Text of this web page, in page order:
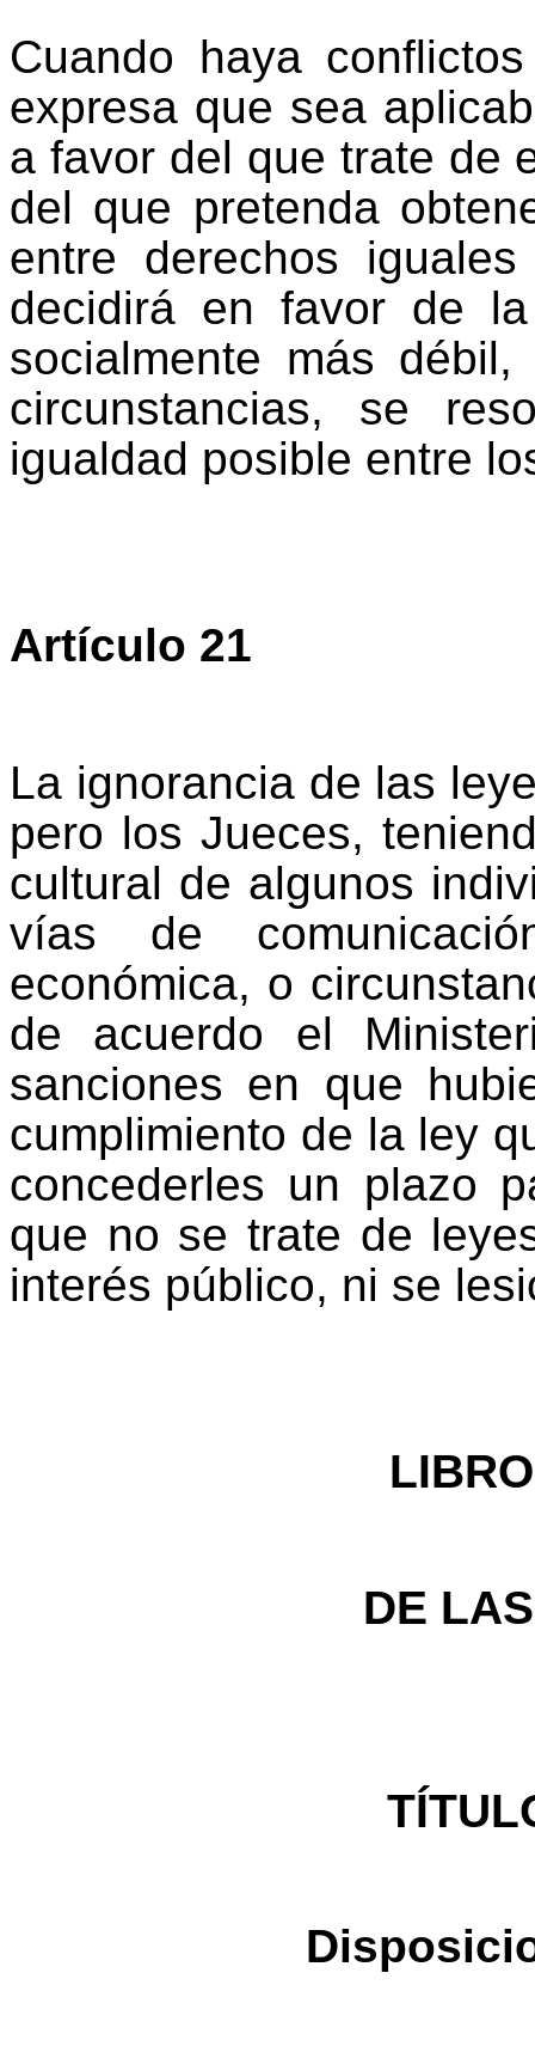
Cuando haya
expresa que sea
a favor del que trate de
del que pretenda
entre derechos
decidirá en favor de
socialmente más
circunstancias, se
igualdad posible entre
Artículo 21
La ignorancia de las
pero los Jueces,
cultural de algunos
vías de
económica, o
de acuerdo el
sanciones en que
cumplimiento de la ley
concederles un plazo
que no se trate de
interés público, ni se
DE